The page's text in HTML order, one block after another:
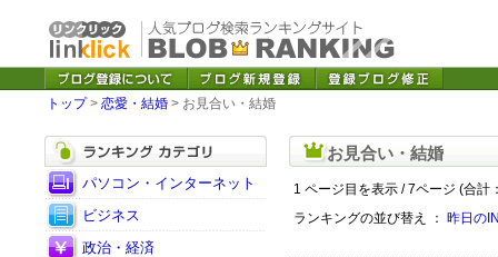
トップ> 恋愛・結婚 > お見合い・結婚
パソコン・インターネット
ビジネス
政治・経済
お見合い・結婚
1 ページ目を表示 / 7ページ (合計
ランキングの並び替え ： 昨日の